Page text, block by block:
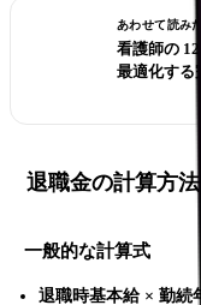
あわせて読みた
看護師の
最適化する
退職金の計算方法
一般的な計算式
退職時基本給 × 勤続